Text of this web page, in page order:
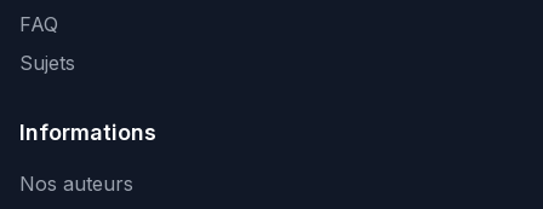
FAQ
Sujets
Informations
Nos auteurs